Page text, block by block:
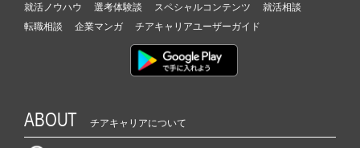
就活ノウハウ 選考体験談 スペシャルコンテンツ
就活相談
転職相談
企業マンガ チアキャリアユーザーガイド
ABOUT チアキャリアについて